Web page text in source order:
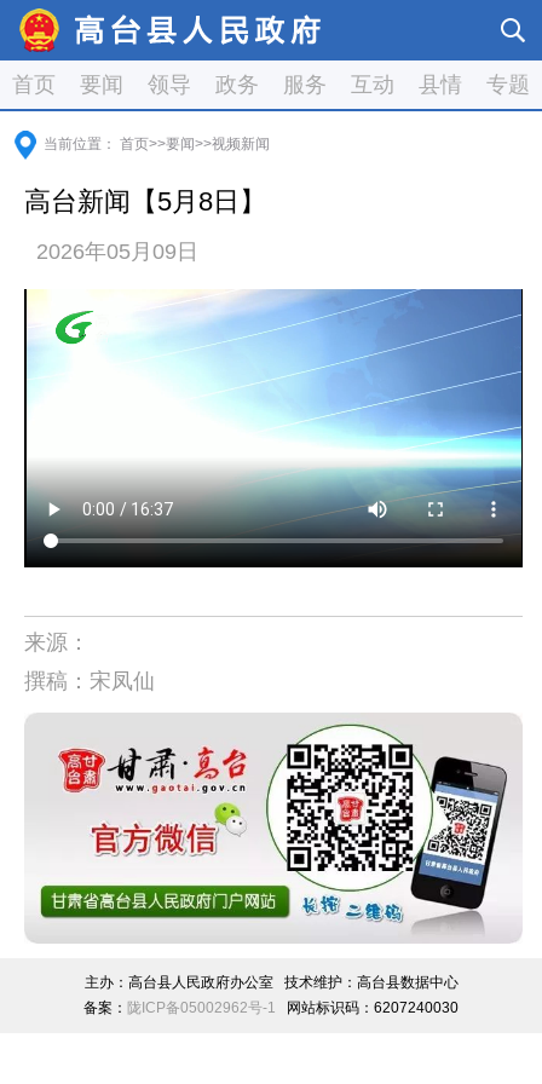
首页 要闻 领导 政务 服务 互动 县情 专题
当前位置： 首页>>要闻>>视频新闻
高台新闻【5月8日】
2026年05月09日
来源：
撰稿：宋凤仙
主办：高台县人民政府办公室 技术维护：高台县数据中心
备案： 陇ICP备05002962号-1 网站标识码：6207240030